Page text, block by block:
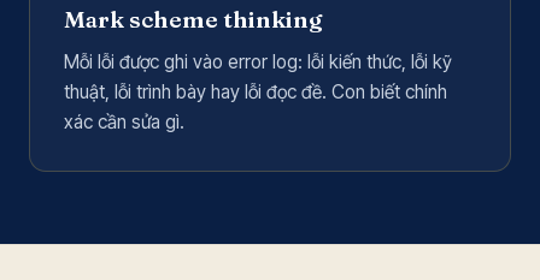
Mark scheme thinking
Mỗi lỗi được ghi vào error log: lỗi kiến thức, lỗi kỹ
thuật, lỗi trình bày hay lỗi đọc đề. Con biết chính
xác cần sửa gì.